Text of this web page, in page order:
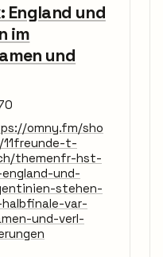
England und
im
und
omny.fm/sho
11freunde-t-
themenfr-hst-
und-
stehen-
var-
und-verl-